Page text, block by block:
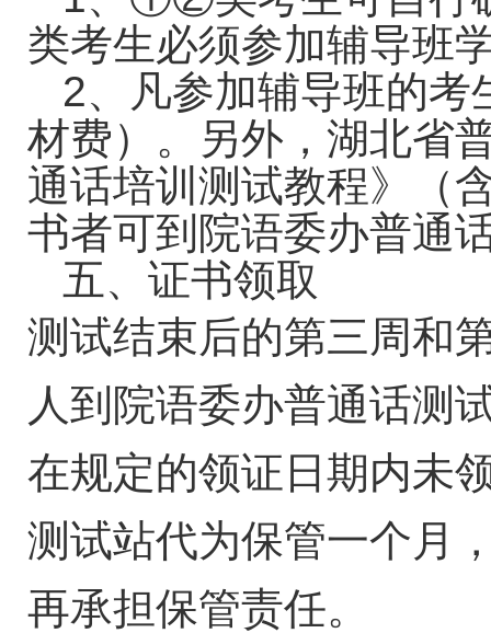
类考生必须参加辅导班
2、凡参加辅导班的考
材费）。另外，湖北省
通话培训测试教程》（
书者可到院语委办普通
五、证书领取
测试结束后的第三周和
人到院语委办普通话测
在规定的领证日期内未
测试站代为保管一个月
再承担保管责任。